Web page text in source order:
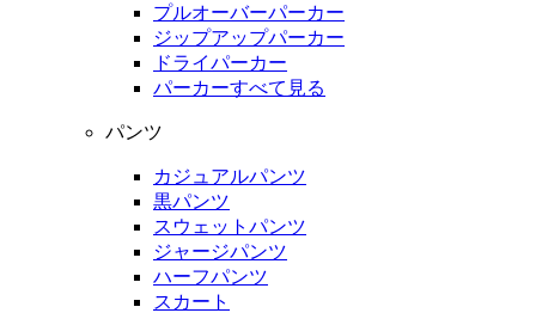
プルオーバーパーカー
ジップアップパーカー
ドライパーカー
パーカーすべて見る
パンツ
カジュアルパンツ
黒パンツ
スウェットパンツ
ジャージパンツ
ハーフパンツ
スカート